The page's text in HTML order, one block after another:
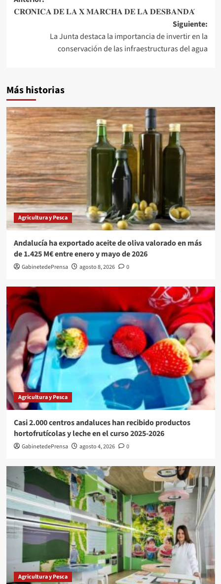
de
entradas
𝐂𝐑𝐎́𝐍𝐈𝐂𝐀 𝐃𝐄 𝐋𝐀 𝐗 𝐌𝐀𝐑𝐂𝐇𝐀 𝐃𝐄 𝐋𝐀 𝐃𝐄𝐒𝐁𝐀𝐍𝐃𝐀́
Siguiente:
La Junta destaca la importancia de invertir en la
conservación de las infraestructuras del agua
Más historias
Agricultura y Pesca
Andalucía ha exportado aceite de oliva valorado en más
de 1.425 M€ entre enero y mayo de 2026
GabinetedePrensa agosto 8, 2026 0
Agricultura y Pesca
Casi 2.000 centros andaluces han recibido productos
hortofrutícolas y leche en el curso 2025-2026
GabinetedePrensa agosto 4, 2026 0
Agricultura y Pesca